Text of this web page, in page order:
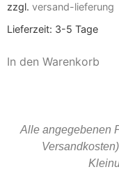
zzgl. versand-lieferung
Lieferzeit: 3-5 Tage
In den Warenkorb
Alle angegebenen